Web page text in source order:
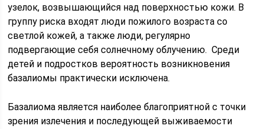
узелок, возвышающийся над поверхностью кожи. В
группу риска входят люди пожилого возраста со
светлой кожей, а также люди, регулярно
подвергающие себя солнечному облучению. Среди
детей и подростков вероятность возникновения
базалиомы практически исключена.
Базалиома является наиболее благоприятной с точки
зрения излечения и последующей выживаемости